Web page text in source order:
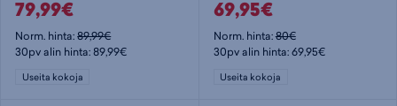
79,99€
Norm. hinta:89,99€
30pv alin hinta: 89,99€
Useita kokoja
69,95€
Norm. hinta:80€
30pv alin hinta: 69,95€
Useita kokoja